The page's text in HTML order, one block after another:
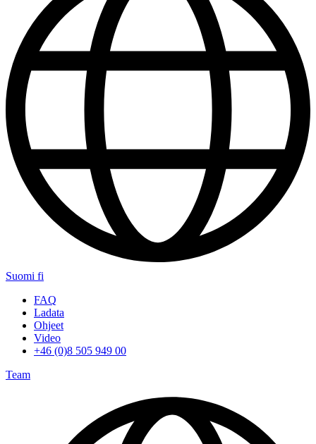
Suomi fi
FAQ
Ladata
Ohjeet
Video
+46 (0)8 505 949 00
Team